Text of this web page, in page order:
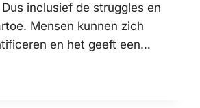
inclusief de struggles en
Mensen kunnen zich
en het geeft een…